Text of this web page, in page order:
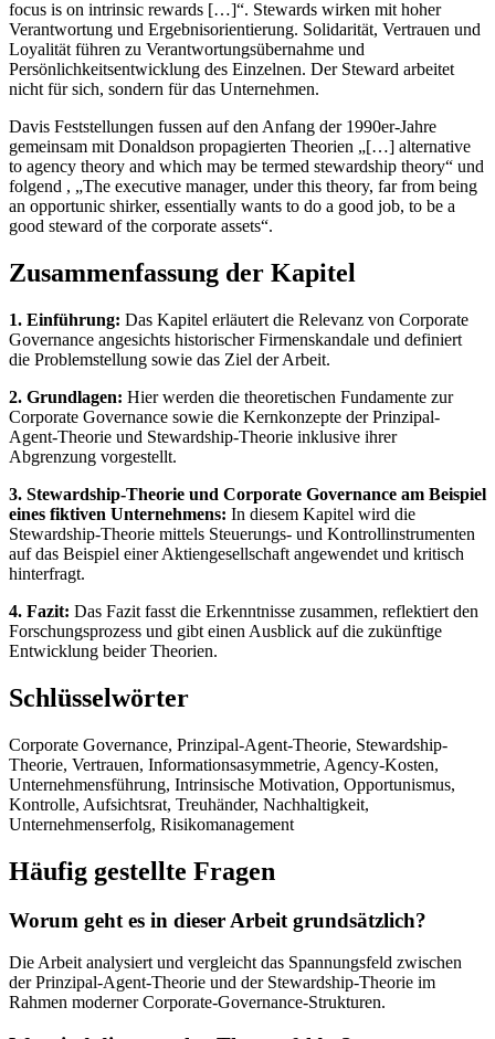
focus is on intrinsic rewards […]“. Stewards wirken mit hoher
Verantwortung und Ergebnisorientierung. Solidarität, Vertrauen und
Loyalität führen zu Verantwortungsübernahme und
Persönlichkeitsentwicklung des Einzelnen. Der Steward arbeitet
nicht für sich, sondern für das Unternehmen.
Davis Feststellungen fussen auf den Anfang der 1990er-Jahre
gemeinsam mit Donaldson propagierten Theorien „[…] alternative
to agency theory and which may be termed stewardship theory“ und
folgend , „The executive manager, under this theory, far from being
an opportunic shirker, essentially wants to do a good job, to be a
good steward of the corporate assets“.
Zusammenfassung der Kapitel
1. Einführung: Das Kapitel erläutert die Relevanz von Corporate
Governance angesichts historischer Firmenskandale und definiert
die Problemstellung sowie das Ziel der Arbeit.
2. Grundlagen: Hier werden die theoretischen Fundamente zur
Corporate Governance sowie die Kernkonzepte der Prinzipal-
Agent-Theorie und Stewardship-Theorie inklusive ihrer
Abgrenzung vorgestellt.
3. Stewardship-Theorie und Corporate Governance am Beispiel
eines fiktiven Unternehmens: In diesem Kapitel wird die
Stewardship-Theorie mittels Steuerungs- und Kontrollinstrumenten
auf das Beispiel einer Aktiengesellschaft angewendet und kritisch
hinterfragt.
4. Fazit: Das Fazit fasst die Erkenntnisse zusammen, reflektiert den
Forschungsprozess und gibt einen Ausblick auf die zukünftige
Entwicklung beider Theorien.
Schlüsselwörter
Corporate Governance, Prinzipal-Agent-Theorie, Stewardship-
Theorie, Vertrauen, Informationsasymmetrie, Agency-Kosten,
Unternehmensführung, Intrinsische Motivation, Opportunismus,
Kontrolle, Aufsichtsrat, Treuhänder, Nachhaltigkeit,
Unternehmenserfolg, Risikomanagement
Häufig gestellte Fragen
Worum geht es in dieser Arbeit grundsätzlich?
Die Arbeit analysiert und vergleicht das Spannungsfeld zwischen
der Prinzipal-Agent-Theorie und der Stewardship-Theorie im
Rahmen moderner Corporate-Governance-Strukturen.